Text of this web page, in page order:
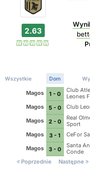
2.63
W W W W W
Wszystkie Dom
Magos 1 - 0
Club
Leones
Magos
5 - 0
Club
Magos
2 - 0
Real
Sport
Rincon
Magos 3 - 1
CeFor
Magos
3 - 0
Santa
Conde
Poprzednie
Następne